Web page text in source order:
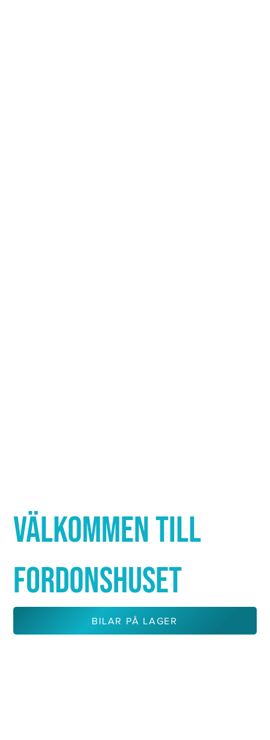
VÄLKOMMEN TILL
FORDONSHUSET
BILAR PÅ LAGER